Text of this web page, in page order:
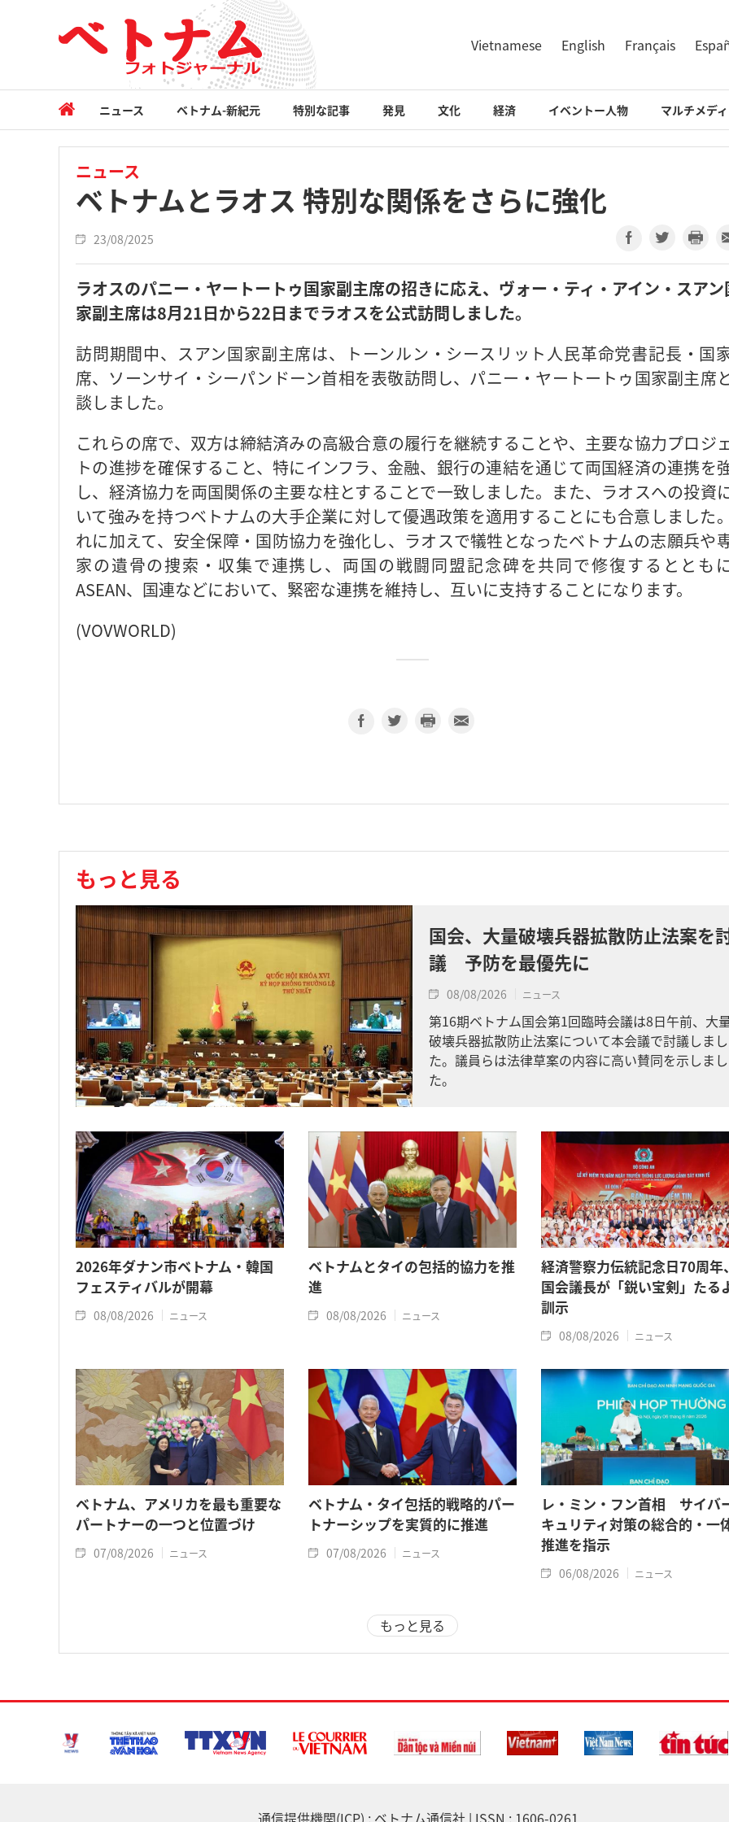
Vietnamese English Français
ニュース ベトナム-新紀元 特別な記事 発見 文化 経済 イベントー人物 マルチメデ
ニュース
ベトナムとラオス 特別な関係をさらに強化
23/08/2025
ラオスのパニー・ヤートートゥ国家副主席の招きに応え、ヴォー・ティ・アイン・スアン
家副主席は8月21日から22日までラオスを公式訪問しました。
訪問期間中、スアン国家副主席は、トーンルン・シースリット人民革命党書記長・国
席、ソーンサイ・シーパンドーン首相を表敬訪問し、パニー・ヤートートゥ国家副主席
談しました。
これらの席で、双方は締結済みの高級合意の履行を継続することや、主要な協力プロジ
トの進捗を確保すること、特にインフラ、金融、銀行の連結を通じて両国経済の連携を
し、経済協力を両国関係の主要な柱とすることで一致しました。また、ラオスへの投資
いて強みを持つベトナムの大手企業に対して優遇政策を適用することにも合意しました
れに加えて、安全保障・国防協力を強化し、ラオスで犠牲となったベトナムの志願兵や
家の遺骨の捜索・収集で連携し、両国の戦闘同盟記念碑を共同で修復するととも
ASEAN、国連などにおいて、緊密な連携を維持し、互いに支持することになります。
(VOVWORLD)
もっと見る
国会、大量破壊兵器拡散防止法案を
議 予防を最優先に
08/08/2026 ニュース
第16期ベトナム国会第1回臨時会議は8日午前、大
破壊兵器拡散防止法案について本会議で討議しまし
た。議員らは法律草案の内容に高い賛同を示しまし
た。
2026年ダナン市ベトナム・韓国
フェスティバルが開幕
08/08/2026 ニュース
ベトナムとタイの包括的協力を推
進
08/08/2026 ニュース
経済警察力伝統記念日70周年
国会議長が「鋭い宝剣」たる
訓示
08/08/2026 ニュース
ベトナム、アメリカを最も重要な
パートナーの一つと位置づけ
07/08/2026 ニュース
ベトナム・タイ包括的戦略的パー
トナーシップを実質的に推進
07/08/2026 ニュース
レ・ミン・フン首相 サイバ
キュリティ対策の総合的・一
推進を指示
06/08/2026 ニュース
もっと見る
通信提供機関(ICP) : ベトナム通信社 | ISSN : 1606-0261